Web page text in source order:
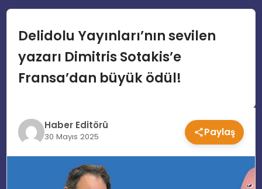
EKONOMI
SIYASET
EĞITIM
Delidolu Yayınları’nın sevilen
yazarı Dimitris Sotakis’e
Fransa’dan büyük ödül!
Haber Editörü
30 Mayıs 2025 Paylaş